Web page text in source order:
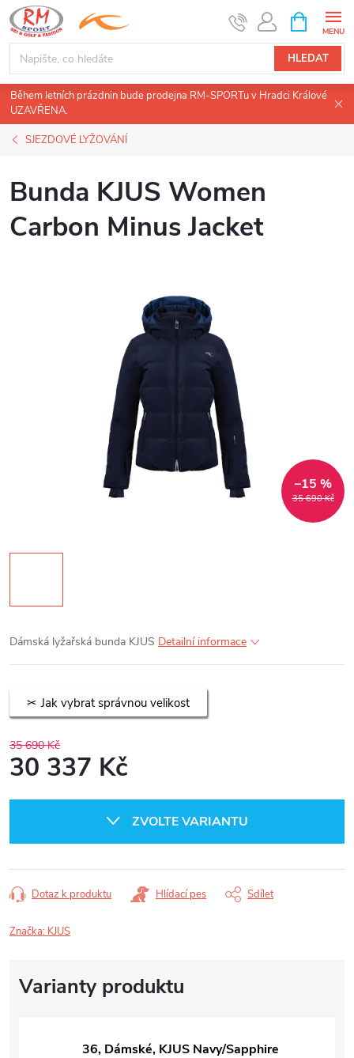
Přejít
na
obsah
HLEDAT
NÁKUPNÍ
KOŠÍK
Během letních prázdnin bude prodejna RM-SPORTu v Hradci Králové
UZAVŘENA.
SJEZDOVÉ LYŽOVÁNÍ
Bunda KJUS Women
Carbon Minus Jacket
35 690 Kč
–15 %
Dámská lyžařská bunda KJUS Detailní informace
Jak vybrat správnou velikost
35 690 Kč
30 337 Kč
ZVOLTE VARIANTU
Dotaz k produktu Hlídací pes Sdílet
Značka: KJUS
36, Dámské, KJUS Navy/Sapphire